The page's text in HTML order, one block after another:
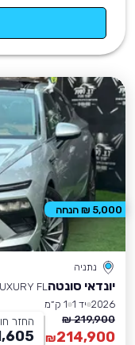
נתניה
יונדאי סונטה FL
2026 יד 1
1 ק״מ
219,900 ₪
214,900
₪
החזר
5,000 ₪ הנחה